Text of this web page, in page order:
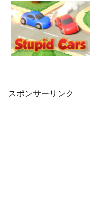
スポンサーリンク